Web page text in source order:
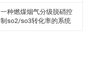
一种燃煤烟气分级脱硝控
制so2/so3转化率的系统